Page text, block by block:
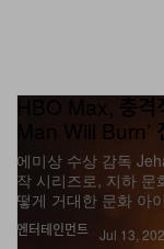
엔터테인먼트
Man Will Burn’
에미상 수상 감독
작 시리즈로, 지하
떻게 거대한 문화 아
Jul 13,